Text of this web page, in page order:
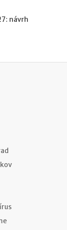
návrh